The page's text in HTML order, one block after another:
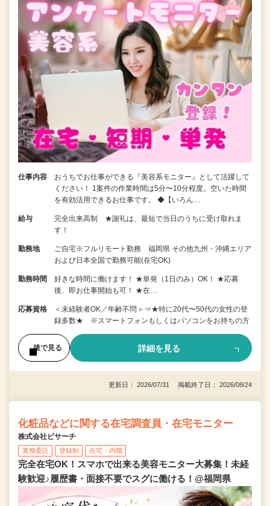
仕事内容
おうちでお仕事ができる『美容系モニター』として活躍して
ください！ 1案件の作業時間は5分〜10分程度。空いた時間
を有効活用できるお仕事です。 ◆【いろん…
給与
完全出来高制 ★謝礼は、最短で当日のうちに受け取れま
す！
勤務地
ご自宅※フルリモート勤務 福岡県 その他九州・沖縄エリア
および日本全国で勤務可能(在宅OK)
勤務時間
好きな時間に働けます！ ★単発（1日のみ）OK！ ★応募
後、即お仕事開始も可！ ★在…
応募資格
＜未経験者OK／年齢不問＞⇒★特に20代〜50代の女性の登
録多数★ ※スマートフォンもしくはパソコンをお持ちの方
後で見る 詳細を見る
更新日： 2026/07/31 掲載終了日： 2026/08/24
化粧品などに関する在宅調査員・在宅モニター
株式会社ビサーチ
業務委託 登録制 在宅・内職
完全在宅OK！スマホで出来る美容モニター大募集！未経
験歓迎♪履歴書・面接不要でスグに働ける！@福岡県